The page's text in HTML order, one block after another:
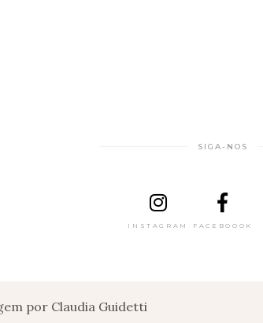
SIGA-NOS
INSTAGRAM FACEBOOOK
por Claudia Guidetti